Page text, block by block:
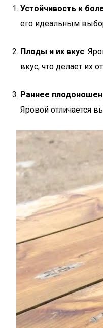
Устойчивость к
его идеальным
Плоды и их вкус:
вкус, что делает их
Раннее
Яровой отличается